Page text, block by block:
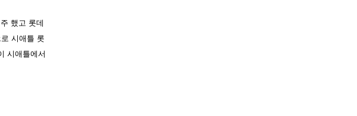
했고 롯데
시애틀 롯
시애틀에서